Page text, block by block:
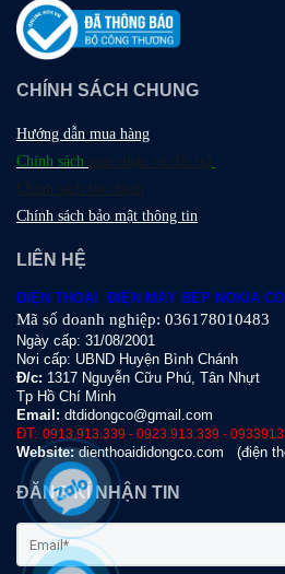
CHÍNH SÁCH CHUNG
Hướng dẫn mua hàng
Chính sách giao nhận và đổi trả
Chính sách bảo hành
Chính sách bảo mật thông tin
LIÊN HỆ
ĐIỆN THOẠI ĐIỆN MÁY BẾP NOKIA CỔ
Mã số doanh nghiệp: 036178010483
Ngày cấp: 31/08/2001
Nơi cấp: UBND Huyện Bình Chánh
Đ/c: 1317 Nguyễn Cữu Phú, Tân Nhựt
Tp Hồ Chí Minh
Email: dtdidongco@gmail.com
ĐT: 0913.913.339 - 0923.913.339 -
Website:dienthoaididongco.com (điện
ĐĂNG KÍ NHẬN TIN